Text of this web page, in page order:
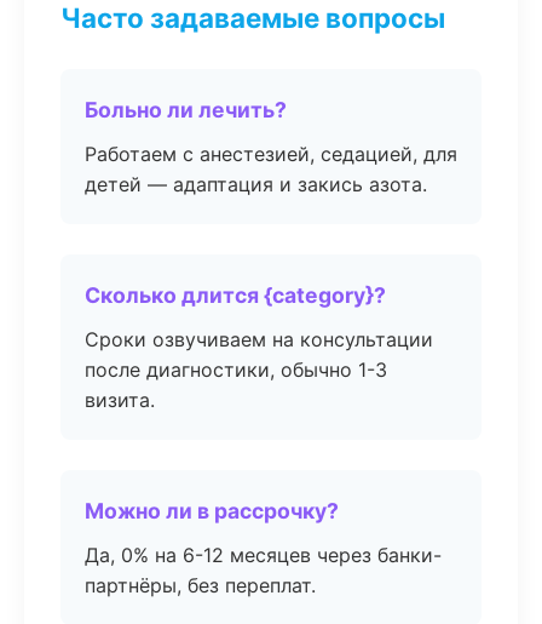
Часто задаваемые вопросы
Больно ли лечить?
Работаем с анестезией, седацией, для
детей — адаптация и закись азота.
Сколько длится {category}?
Сроки озвучиваем на консультации
после диагностики, обычно 1-3
визита.
Можно ли в рассрочку?
Да, 0% на 6-12 месяцев через банки-
партнёры, без переплат.